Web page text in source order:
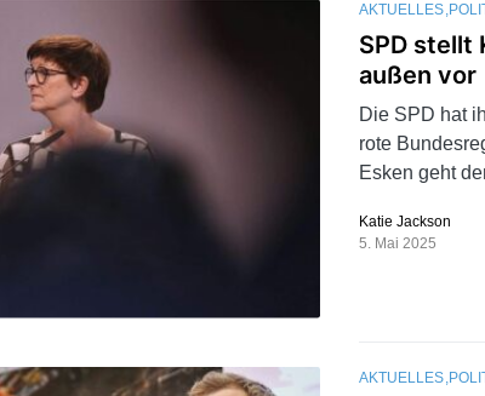
AKTUELLES
SPD stellt
außen vor
Die SPD hat
rote
Esken geht
Katie Jackson
5. Mai 2025
AKTUELLES